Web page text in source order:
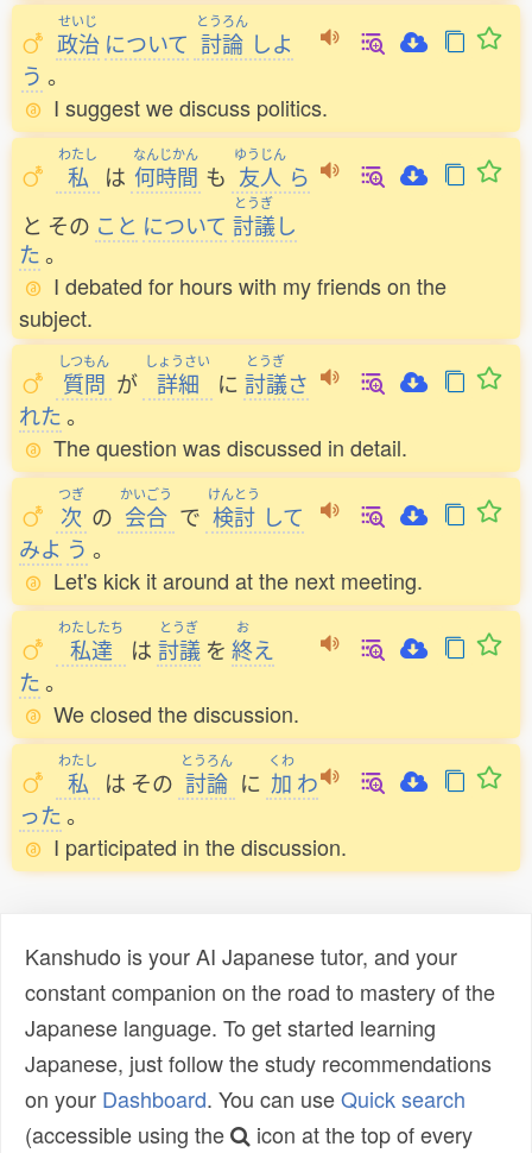
せいじ
政治 について
とうろん
討論 しよ
う 。
I suggest we discuss politics.
わたし
私 は
なんじかん
何時間 も
ゆうじん
友人 ら
と その こと について
とうぎ
討議し
た。
I debated for hours with my friends on the
subject.
しつもん
質問 が
しょうさい
詳細 に
とうぎ
討議さ
れた。
The question was discussed in detail.
つぎ
次 の
かいごう
会合 で
けんとう
検討 して
みよ う 。
Let's kick it around at the next meeting.
わたしたち
私達 は
とうぎ
討議 を
お
終え
た。
We closed the discussion.
わたし
私 は その
とうろん
討論 に
くわ
加 わ
った。
I participated in the discussion.
Kanshudo is your AI Japanese tutor, and your
constant companion on the road to mastery of the
Japanese language. To get started learning
Japanese, just follow the study recommendations
on your Dashboard. You can useQuick search
(accessible using the
icon at the top of every